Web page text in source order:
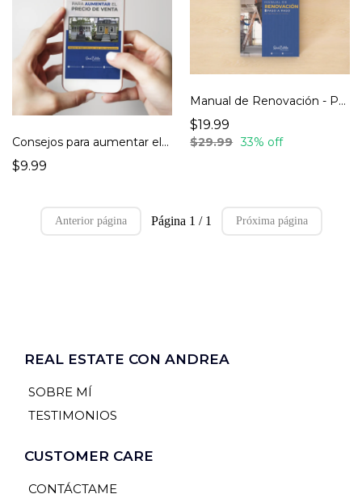
Consejos para aumentar el precio de venta
$9.99
Manual de Renovación - Paso a Paso (Versión digital)
$19.99
$29.99 33% off
Anterior página Página 1 / 1 Próxima página
REAL ESTATE CON ANDREA
SOBRE MÍ
TESTIMONIOS
CUSTOMER CARE
CONTÁCTAME